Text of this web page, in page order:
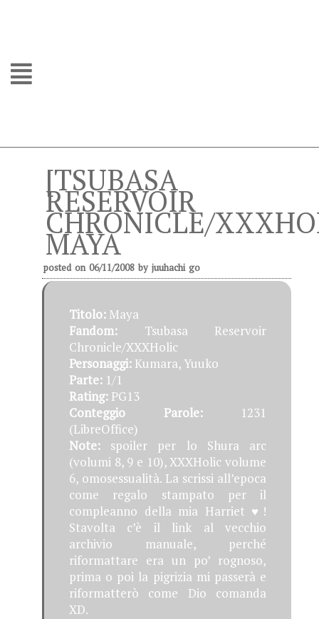
[TSUBASA
RESERVOIR
CHRONICLE/
MAYA
posted on 06/11/2008 by juuhachi go
Titolo: Maya
Fandom: Tsubasa Reservoir
Chronicle/XXXHolic
Personaggi: Kumara, Yuuko
Parte: 1/1
Rating: PG13
Conteggio Parole:1231
(LibreOffice)
Note: spoiler per lo Shura arc
(volumi 8, 9 e 10), XXXHolic volume
6, omosessualità. La scrissi all’epoca
come regalo stampato per il
compleanno della mia Harriet ♥!
Stavolta c’è il link al vecchio
archivio manuale, perché
riformattare era un po’ rognoso,
prima o poi la pigrizia mi passerà e
riformatterò come Dio comanda
XD.